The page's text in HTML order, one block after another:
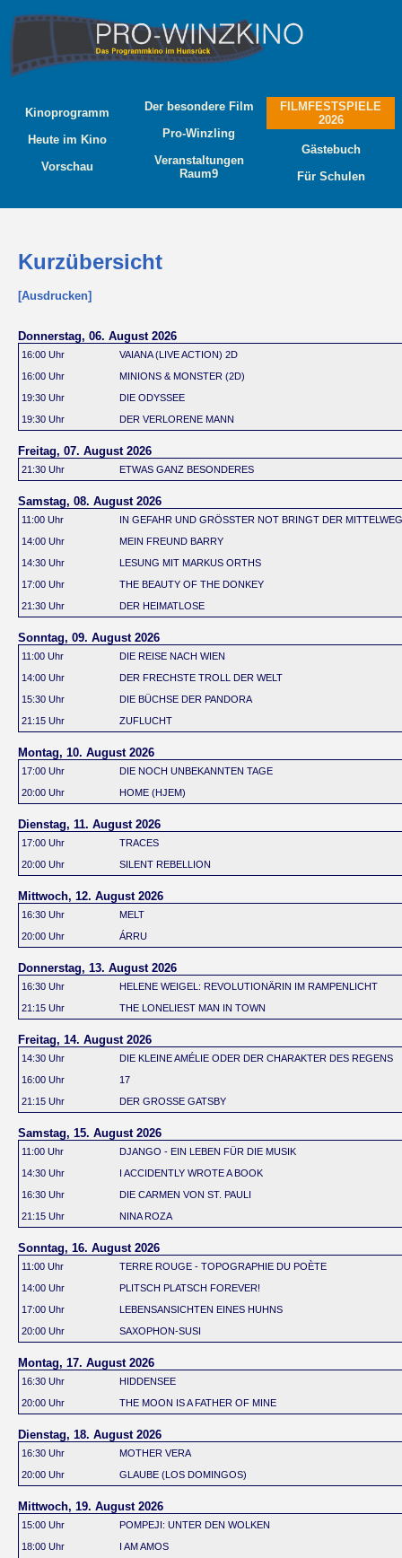
Kinoprogramm
Heute im Kino
Vorschau
Der besondere Film
Pro-Winzling
Veranstaltungen
Raum9
FILMFESTSPIELE
2026
Gästebuch
Für Schulen
Kurzübersicht
[Ausdrucken]
Donnerstag, 06. August 2026
16:00 Uhr
VAIANA (LIVE ACTION) 2D
16:00 Uhr
MINIONS & MONSTER (2D)
19:30 Uhr
DIE ODYSSEE
19:30 Uhr
DER VERLORENE MANN
Freitag, 07. August 2026
21:30 Uhr ETWAS GANZ BESONDERES
Samstag, 08. August 2026
11:00 Uhr
IN GEFAHR UND GRÖSSTER NOT BRINGT DER
14:00 Uhr
MEIN FREUND BARRY
14:30 Uhr
LESUNG MIT MARKUS ORTHS
17:00 Uhr
THE BEAUTY OF THE DONKEY
21:30 Uhr
DER HEIMATLOSE
Sonntag, 09. August 2026
11:00 Uhr
DIE REISE NACH WIEN
14:00 Uhr
DER FRECHSTE TROLL DER WELT
15:30 Uhr
DIE BÜCHSE DER PANDORA
21:15 Uhr
ZUFLUCHT
Montag, 10. August 2026
17:00 Uhr
DIE NOCH UNBEKANNTEN TAGE
20:00 Uhr
HOME (HJEM)
Dienstag, 11. August 2026
17:00 Uhr
TRACES
20:00 Uhr
SILENT REBELLION
Mittwoch, 12. August 2026
16:30 Uhr
MELT
20:00 Uhr
ÁRRU
Donnerstag, 13. August 2026
16:30 Uhr
HELENE WEIGEL: REVOLUTIONÄRIN IM RAMPENLICHT
21:15 Uhr
THE LONELIEST MAN IN TOWN
Freitag, 14. August 2026
14:30 Uhr
DIE KLEINE AMÉLIE ODER DER CHARAKTER DES REGENS
16:00 Uhr
17
21:15 Uhr
DER GROSSE GATSBY
Samstag, 15. August 2026
11:00 Uhr
DJANGO - EIN LEBEN FÜR DIE MUSIK
14:30 Uhr
I ACCIDENTLY WROTE A BOOK
16:30 Uhr
DIE CARMEN VON ST. PAULI
21:15 Uhr
NINA ROZA
Sonntag, 16. August 2026
11:00 Uhr
TERRE ROUGE - TOPOGRAPHIE DU POÈTE
14:00 Uhr
PLITSCH PLATSCH FOREVER!
17:00 Uhr
LEBENSANSICHTEN EINES HUHNS
20:00 Uhr
SAXOPHON-SUSI
Montag, 17. August 2026
16:30 Uhr
HIDDENSEE
20:00 Uhr
THE MOON IS A FATHER OF MINE
Dienstag, 18. August 2026
16:30 Uhr
MOTHER VERA
20:00 Uhr
GLAUBE (LOS DOMINGOS)
Mittwoch, 19. August 2026
15:00 Uhr
POMPEJI: UNTER DEN WOLKEN
18:00 Uhr
I AM AMOS